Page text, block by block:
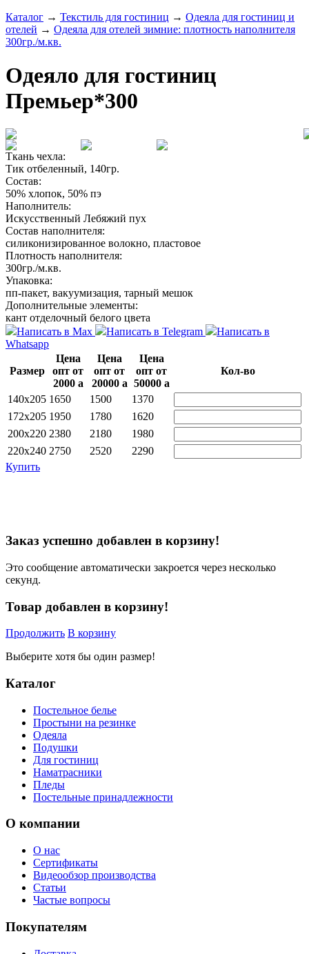
Каталог → Текстиль для гостиниц → Одеяла для гостиниц и
отелей → Одеяла для отелей зимние: плотность наполнителя
300гр./м.кв.
Одеяло для гостиниц
Премьер*300
Ткань чехла:
Тик отбеленный, 140гр.
Состав:
50% хлопок, 50% пэ
Наполнитель:
Искусственный Лебяжий пух
Состав наполнителя:
силиконизированное волокно, пластовое
Плотность наполнителя:
300гр./м.кв.
Упаковка:
пп-пакет, вакуумизация, тарный мешок
Дополнительные элементы:
кант отделочный белого цвета
Написать в Max
Написать в Telegram
Написать в
Whatsapp
Размер
Цена
опт от
2000 a
Цена
опт от
20000 a
Цена
опт от
50000 a
Кол-во
140х205 1650 1500
1370
172х205 1950 1780
1620
200х220 2380 2180
1980
220х240 2750 2520
2290
Купить
Заказ успешно добавлен в корзину!
Это сообщение автоматически закроется через несколько
секунд.
Товар добавлен в корзину!
Продолжить В корзину
Выберите хотя бы один размер!
Каталог
Постельное белье
Простыни на резинке
Одеяла
Подушки
Для гостиниц
Наматрасники
Пледы
Постельные принадлежности
О компании
О нас
Сертификаты
Видеообзор производства
Статьи
Частые вопросы
Покупателям